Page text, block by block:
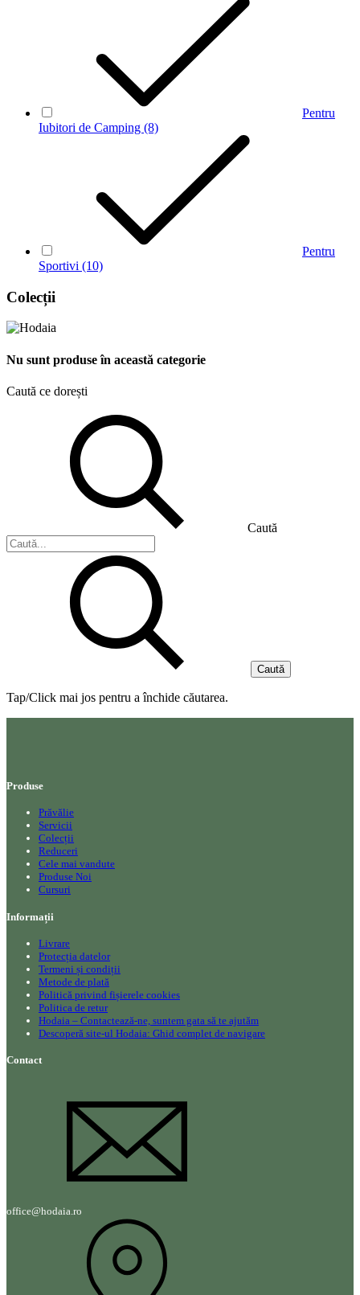
Pentru
Iubitori de Camping (8)
Pentru
Sportivi (10)
Colecții
Nu sunt produse în această categorie
Caută ce dorești
Caută
Caută
Tap/Click mai jos pentru a închide căutarea.
Produse
Prăvălie
Servicii
Colecții
Reduceri
Cele mai vandute
Produse Noi
Cursuri
Informații
Livrare
Protecția datelor
Termeni și condiții
Metode de plată
Politică privind fișierele cookies
Politica de retur
Hodaia – Contactează-ne, suntem gata să te ajutăm
Descoperă site-ul Hodaia: Ghid complet de navigare
Contact
office@hodaia.ro